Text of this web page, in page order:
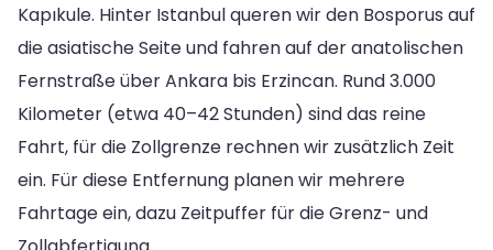
Kapıkule. Hinter Istanbul queren wir den Bosporus auf
die asiatische Seite und fahren auf der anatolischen
Fernstraße über Ankara bis Erzincan. Rund 3.000
Kilometer (etwa 40–42 Stunden) sind das reine
Fahrt, für die Zollgrenze rechnen wir zusätzlich Zeit
ein. Für diese Entfernung planen wir mehrere
Fahrtage ein, dazu Zeitpuffer für die Grenz- und